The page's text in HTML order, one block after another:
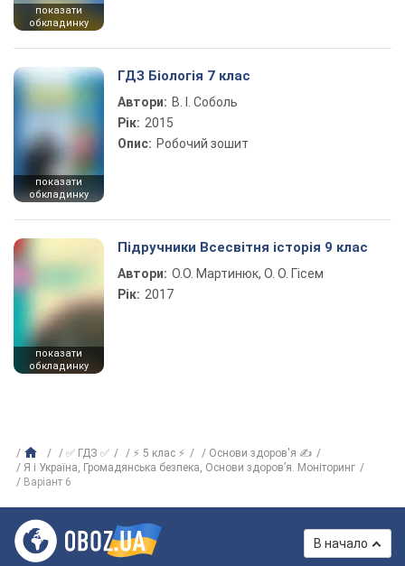
показати
обкладинку
показати
обкладинку
ГДЗ Біологія 7 клас
Автори: В. І. Соболь
Рік: 2015
Опис: Робочий зошит
показати
обкладинку
Підручники Всесвітня історія 9 клас
Автори: О.О. Мартинюк, О. О. Гісем
Рік: 2017
✅ ГДЗ ✅ ⚡ 5 клас ⚡
Основи здоров'я ✍
Я і Україна, Громадянська безпека, Основи здоров’я. Моніторинг
Варіант 6
В начало